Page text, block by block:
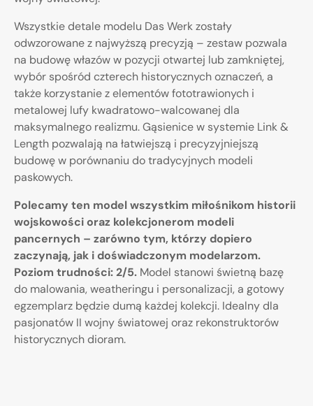
Wszystkie detale modelu Das Werk zostały
odwzorowane z najwyższą precyzją – zestaw pozwala
na budowę włazów w pozycji otwartej lub zamkniętej,
wybór spośród czterech historycznych oznaczeń, a
także korzystanie z elementów fototrawionych i
metalowej lufy kwadratowo-walcowanej dla
maksymalnego realizmu. Gąsienice w systemie Link &
Length pozwalają na łatwiejszą i precyzyjniejszą
budowę w porównaniu do tradycyjnych modeli
paskowych.
Polecamy ten model wszystkim miłośnikom historii
wojskowości oraz kolekcjonerom modeli
pancernych – zarówno tym, którzy dopiero
zaczynają, jak i doświadczonym modelarzom.
Poziom trudności: 2/5. Model stanowi świetną bazę
do malowania, weatheringu i personalizacji, a gotowy
egzemplarz będzie dumą każdej kolekcji. Idealny dla
pasjonatów II wojny światowej oraz rekonstruktorów
historycznych dioram.